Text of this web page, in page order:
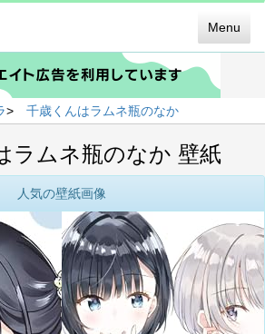
Menu
> 千歳くんはラムネ瓶のなか
ラムネ瓶のなか 壁紙
人気の壁紙画像